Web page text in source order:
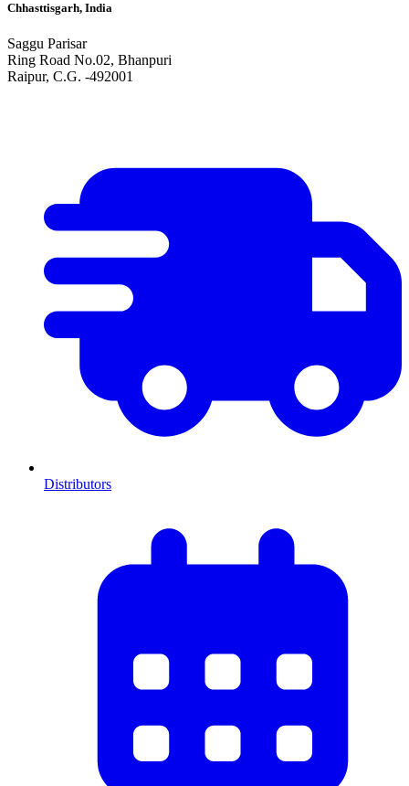
Chhasttisgarh, India
Saggu Parisar
Ring Road No.02, Bhanpuri
Raipur, C.G. -492001
Distributors